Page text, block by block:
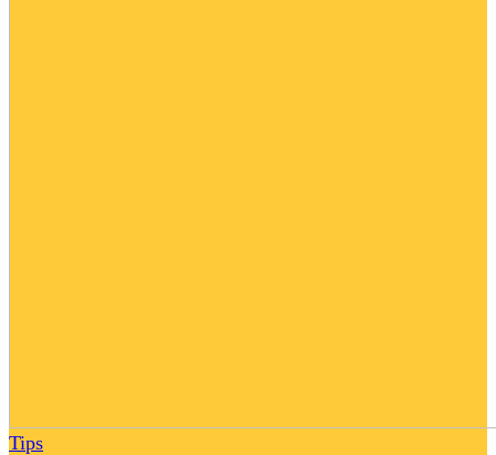
Tips